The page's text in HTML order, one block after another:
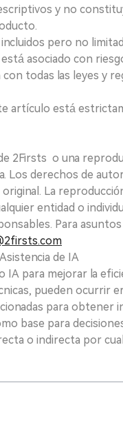
y no
pero no
asociado con
todas las leyes y
artículo está
2Firsts o una
Los derechos de
La
entidad o
Para
de IA
para mejorar la
pueden ocurrir
para obtener
base para
o indirecta por